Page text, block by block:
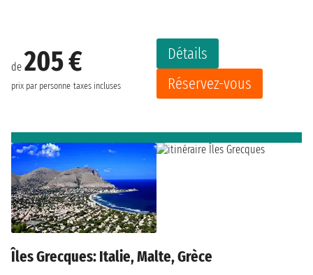
de 205 €
prix par personne taxes incluses
Détails
Réservez-vous
Îles Grecques: Italie, Malte, Grèce